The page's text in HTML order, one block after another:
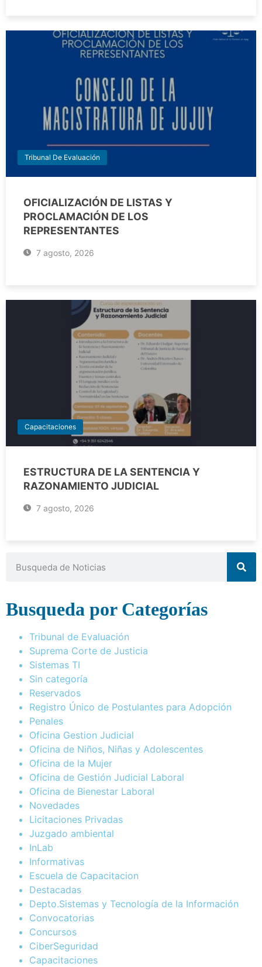
Tribunal De Evaluación
OFICIALIZACIÓN DE LISTAS Y
PROCLAMACIÓN DE LOS
REPRESENTANTES
7 agosto, 2026
Capacitaciones
ESTRUCTURA DE LA SENTENCIA Y
RAZONAMIENTO JUDICIAL
7 agosto, 2026
Busqueda por Categorías
Tribunal de Evaluación
Suprema Corte de Justicia
Sistemas TI
Sin categoría
Reservados
Registro Único de Postulantes para Adopción
Penales
Oficina Gestion Judicial
Oficina de Niños, Niñas y Adolescentes
Oficina de la Mujer
Oficina de Gestión Judicial Laboral
Oficina de Bienestar Laboral
Novedades
Licitaciones Privadas
Juzgado ambiental
InLab
Informativas
Escuela de Capacitacion
Destacadas
Depto.Sistemas y Tecnología de la Información
Convocatorias
Concursos
CiberSeguridad
Capacitaciones